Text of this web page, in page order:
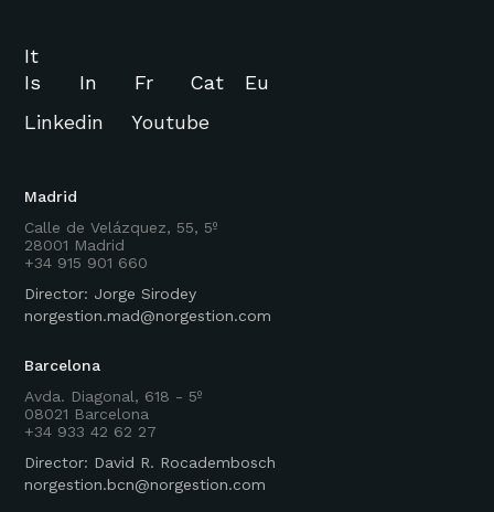
Madrid
Calle de Velázquez, 55, 5º
28001 Madrid
+34 915 901 660
Director: Jorge Sirodey
norgestion.mad@norgestion.com
Barcelona
Avda. Diagonal, 618 - 5º
08021 Barcelona
+34 933 42 62 27
Director: David R. Rocadembosch
norgestion.bcn@norgestion.com
It
Is
In Fr Cat
Eu
Linkedin
Youtube